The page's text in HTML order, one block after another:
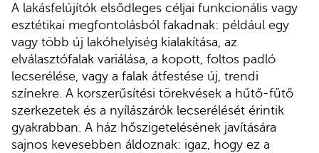
A lakásfelújítók elsődleges céljai funkcionális vagy
esztétikai megfontolásból fakadnak: például egy
vagy több új lakóhelyiség kialakítása, az
elválasztófalak variálása, a kopott, foltos padló
lecserélése, vagy a falak átfestése új, trendi
színekre. A korszerűsítési törekvések a hűtő-fűtő
szerkezetek és a nyílászárók lecserélését érintik
gyakrabban. A ház hőszigetelésének javítására
sajnos kevesebben áldoznak: igaz, hogy ez a